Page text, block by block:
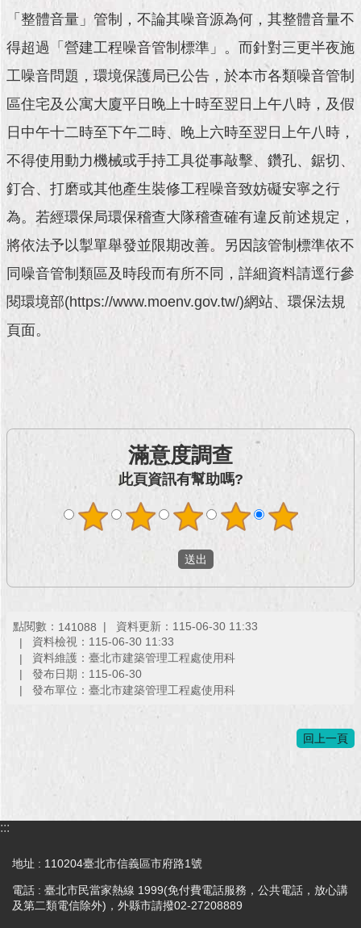
成
果
市
政
資
料
發
臺
北
活
動
題
互
頁
網
站
問
時
新
「整體音量」管制，不論其噪音源為何，其整體音量不
得超過「營建工程噪音管制標準」。而針對三更半夜施
工噪音問題，環境保護局已公告，於本市各類噪音管制
區住宅及公寓大廈平日晚上十時至翌日上午八時，及假
日中午十二時至下午二時、晚上六時至翌日上午八時，
不得使用動力機械或手持工具從事敲擊、鑽孔、鋸切、
釘合、打磨或其他產生裝修工程噪音致妨礙安寧之行
為。若經環保局環保稽查大隊稽查確有違反前述規定，
將依法予以掣單舉發並限期改善。另因該管制標準依不
同噪音管制類區及時段而有所不同，詳細資料請逕行參
閱環境部(https://www.moenv.gov.tw/)網站、環保法規
頁面。
滿意度調查
此頁資訊有幫助嗎?
點閱數： 141088
資料更新：115-06-30 11:33
資料檢視：115-06-30 11:33
資料維護：臺北市建築管理工程處使用科
發布日期：115-06-30
發布單位：臺北市建築管理工程處使用科
回上一頁
:::
地址 : 110204臺北市信義區市府路1號
電話 : 臺北市民當家熱線 1999(免付費電話服務，公共電話，放心講
及第二類電信除外)，外縣市請撥02-27208889